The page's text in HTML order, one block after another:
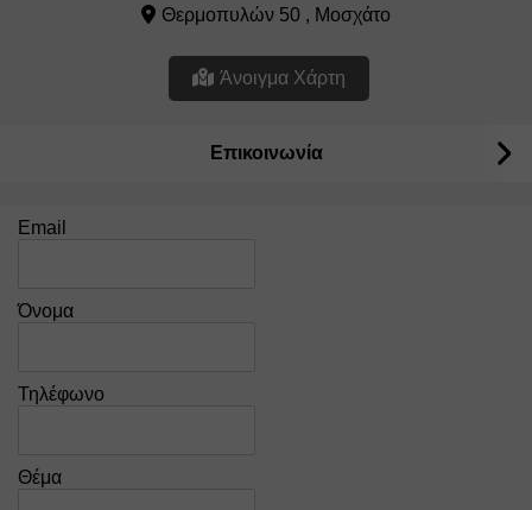
Θερμοπυλών 50 , Μοσχάτο
Άνοιγμα Χάρτη
Επικοινωνία
Email
Όνομα
Τηλέφωνο
Θέμα